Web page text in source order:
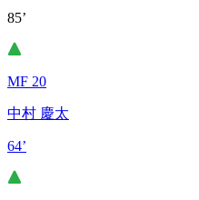
85’
MF 20
中村 慶太
64’